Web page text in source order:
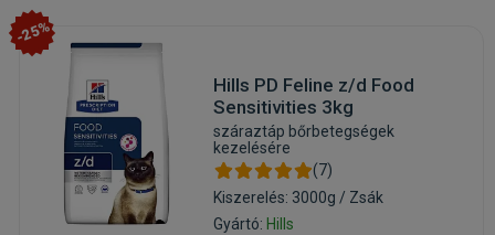
-25%
Hills PD Feline z/d Food
Sensitivities 3kg
száraztáp bőrbetegségek
kezelésére
(7)
Kiszerelés: 3000g / Zsák
Gyártó: Hills